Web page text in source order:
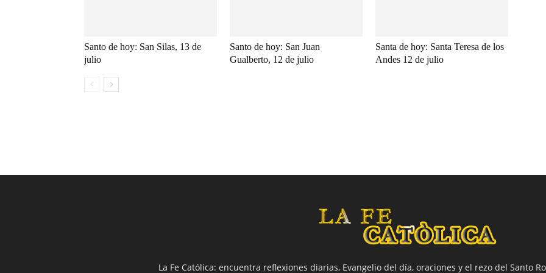
Santo de hoy: San Silas, 13 de
julio
Santo de hoy: San Juan
Gualberto, 12 de julio
Santa de hoy: Santa Teresa de los
Andes 12 de julio
La Fe Católica: encuentra reflexiones diarias, Evangelio del día, oraciones y el rezo del Santo